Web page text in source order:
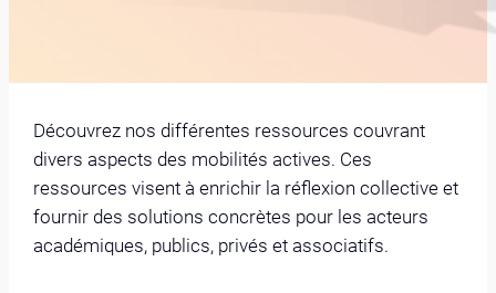
Découvrez nos différentes ressources couvrant
divers aspects des mobilités actives. Ces
ressources visent à enrichir la réflexion collective et
fournir des solutions concrètes pour les acteurs
académiques, publics, privés et associatifs.